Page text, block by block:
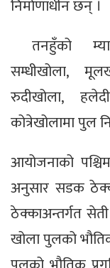
निर्माणाधीन छन् ।
तनहुँको
सम्धीखोला,
रुदीखोला,
कोत्रेखोलामा पुल
आयोजनाको
अनुसार सडक
ठेक्काअन्तर्गत
खोला पुलको